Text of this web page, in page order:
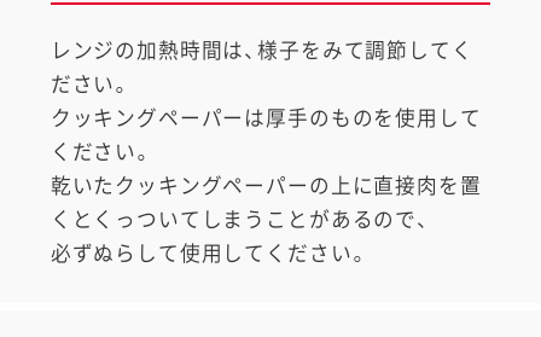
レンジの加熱時間は、様子をみて調節してく
ださい。
クッキングペーパーは厚手のものを使用して
ください。
乾いたクッキングペーパーの上に直接肉を置
くとくっついてしまうことがあるので、
必ずぬらして使用してください。